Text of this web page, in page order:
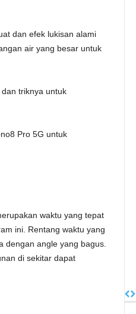
dan efek lukisan alami
air yang besar untuk
triknya untuk
Pro 5G untuk
waktu yang tepat
ini. Rentang waktu yang
dengan angle yang bagus.
di sekitar dapat